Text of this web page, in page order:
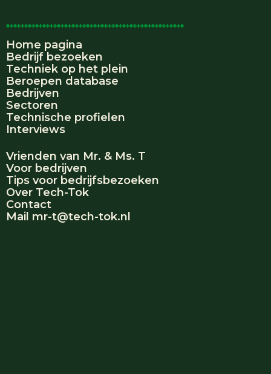
Home pagina
Bedrijf bezoeken
Techniek op het plein
Beroepen database
Bedrijven
Sectoren
Technische profielen
Interviews
Vrienden van Mr. & Ms. T
Voor bedrijven
Tips voor bedrijfsbezoeken
Over Tech-Tok
Contact
Mail mr-t@tech-tok.nl